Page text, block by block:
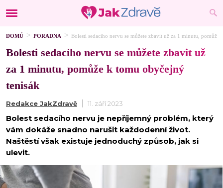
DOMŮ PORADNA Bolesti sedacího nervu se můžete zbavit už za 1 minutu,
Bolesti sedacího nervu se můžete zbavit už
za 1 minutu, pomůže k tomu obyčejný
tenisák
Redakce JakZdravě 11. září 2023
Bolest sedacího nervu je nepříjemný problém, který
vám dokáže snadno narušit každodenní život.
Naštěstí však existuje jednoduchý způsob, jak si
ulevit.